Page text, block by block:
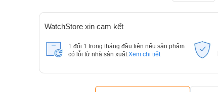
WatchStore xin cam kết
1 đổi 1 trong tháng đầu tiên nếu sản phẩm
có lỗi từ nhà sản xuất. Xem chi tiết